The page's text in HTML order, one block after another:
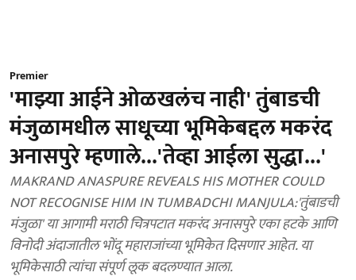
Premier
'माझ्या आईने ओळखलंच नाही' तुंबाडची
मंजुळामधील साधूच्या भूमिकेबद्दल मकरंद
अनासपुरे म्हणाले...'तेव्हा आईला सुद्धा...'
MAKRAND ANASPURE REVEALS HIS MOTHER COULD
NOT RECOGNISE HIM IN TUMBADCHI MANJULA:'तुंबाडची
मंजुळा' या आगामी मराठी चित्रपटात मकरंद अनासपुरे एका हटके आणि
विनोदी अंदाजातील भोंदू महाराजांच्या भूमिकेत दिसणार आहेत. या
भूमिकेसाठी त्यांचा संपूर्ण लूक बदलण्यात आला.